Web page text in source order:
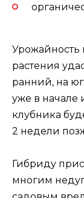
Урожайность
растения
ранний, на
уже в начале
клубника
2 недели
Гибриду
многим